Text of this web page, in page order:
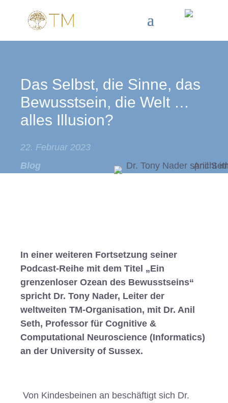
Das Selbst, die Sinne, das
Bewusstsein, die Welt …
alles Illusion?
22. Februar 2023
Blog
In einer weiteren Fortsetzung seiner
Podcast-Reihe mit dem Titel „Ein
grenzenloser Ozean des Bewusstseins“
spricht Dr. Tony Nader, Leiter der
weltweiten TM-Organisation, mit Dr. Anil
Seth, Professor für Cognitive &
Computational Neuroscience (Informatics)
an der University of Sussex.
Von Kindesbeinen an beschäftigt sich Dr.